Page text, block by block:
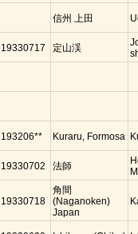
信州 上田
19330717 定山渓
193206** Kuraru, Formosa
19330702 法師
19330718
角間
(Naganoken)
Japan